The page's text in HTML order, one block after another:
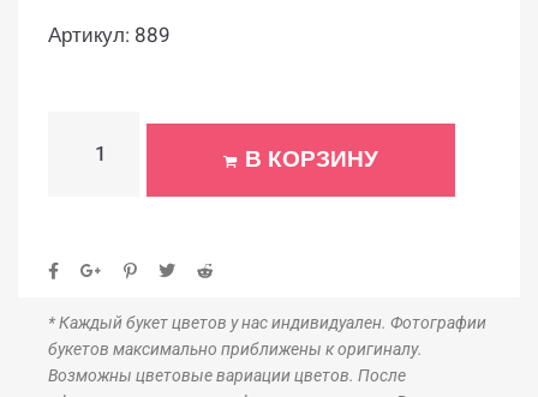
Артикул: 889
В КОРЗИНУ
* Каждый букет цветов у нас индивидуален. Фотографии
букетов максимально приближены к оригиналу.
Возможны цветовые вариации цветов. После